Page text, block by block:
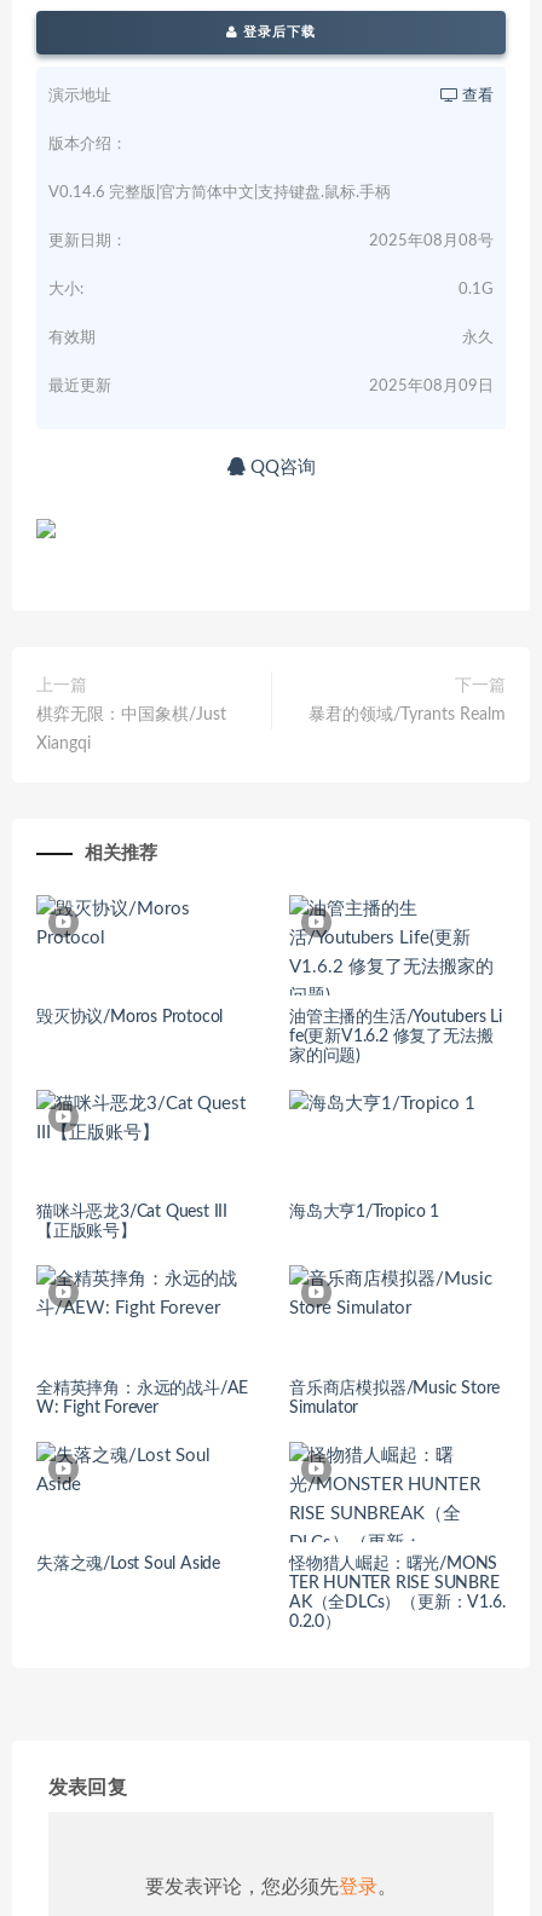
登录后下载
演示地址 查看
版本介绍：
V0.14.6 完整版|官方简体中文|支持键盘.鼠标.手柄
更新日期： 2025年08月08号
大小: 0.1G
有效期 永久
最近更新 2025年08月09日
QQ咨询
上一篇
棋弈无限：中国象棋/Just
Xiangqi
下一篇
暴君的领域/Tyrants Realm
相关推荐
毁灭协议/Moros Protocol
油管主播的生活/Youtubers Li
fe(更新V1.6.2 修复了无法搬
家的问题)
猫咪斗恶龙3/Cat Quest III
【正版账号】
海岛大亨1/Tropico 1
全精英摔角：永远的战斗/AE
W: Fight Forever
音乐商店模拟器/Music Store
Simulator
失落之魂/Lost Soul Aside
怪物猎人崛起：曙光/MONS
TER HUNTER RISE SUNBRE
AK（全DLCs）（更新：V1.6.
0.2.0）
发表回复
要发表评论，您必须先登录。